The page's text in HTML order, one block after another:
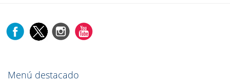
Menú destacado